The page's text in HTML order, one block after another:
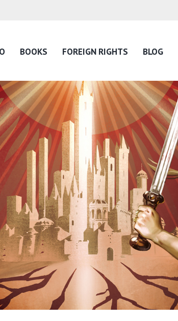
BOOKS FOREIGN RIGHTS BLOG